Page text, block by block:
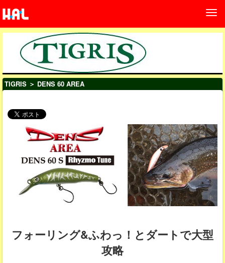
TIGRIS ＞ DENS 60 AREA
フォーリング&ふわっ！とダートで大型
攻略